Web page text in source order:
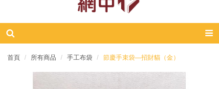
首頁 所有商品 手工布袋 節慶手束袋—招財貓（金）